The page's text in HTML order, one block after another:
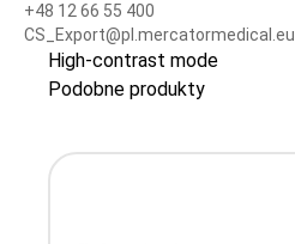
+48 12 66 55 400
CS_Export@pl.mercatormedical.eu
High-contrast mode
Podobne produkty